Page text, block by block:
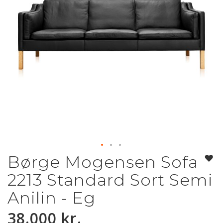
Gå
til
starten
af
billedgalleriet
Børge Mogensen Sofa
2213 Standard Sort Semi
Anilin - Eg
38.000 kr.